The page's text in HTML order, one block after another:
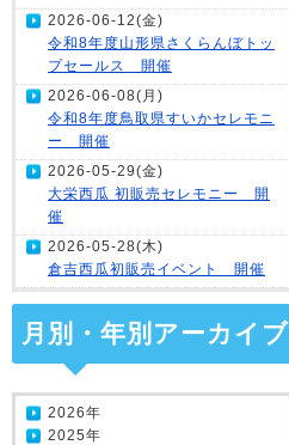
2026-06-12(金)
令和8年度山形県さくらんぼトッ
プセールス 開催
2026-06-08(月)
令和8年度鳥取県すいかセレモニ
ー 開催
2026-05-29(金)
大栄西瓜 初販売セレモニー 開
催
2026-05-28(木)
倉吉西瓜初販売イベント 開催
月別・年別アーカイブ
2026年
2025年